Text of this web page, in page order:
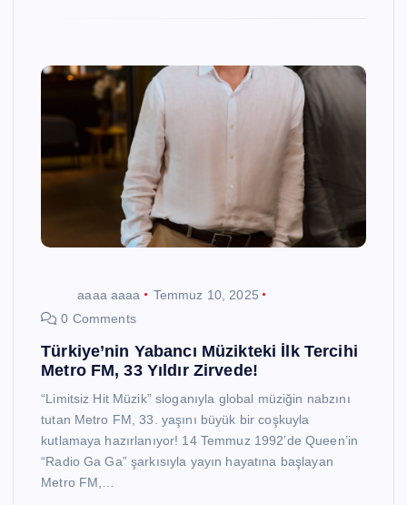
aaaa aaaa
Temmuz 10, 2025
0 Comments
Türkiye’nin Yabancı Müzikteki İlk Tercihi
Metro FM, 33 Yıldır Zirvede!
“Limitsiz Hit Müzik” sloganıyla global müziğin nabzını
tutan Metro FM, 33. yaşını büyük bir coşkuyla
kutlamaya hazırlanıyor! 14 Temmuz 1992’de Queen’in
“Radio Ga Ga” şarkısıyla yayın hayatına başlayan
Metro FM,…